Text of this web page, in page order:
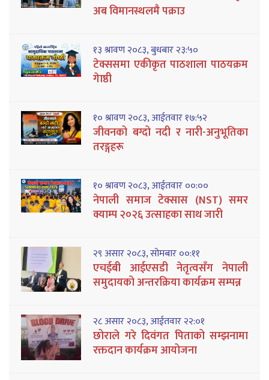
अब विमानस्थलमै पक्राउ
१३ श्रावण २०८३, बुधबार २३:५०
टेक्ससमा एकीकृत पाठशाला पाठयक्रम
गेाष्ठी
१० श्रावण २०८३, आईतवार १७:५२
जीवनको बग्दो नदी र नारी-अनुभूतिका
तरङ्गहरू
१० श्रावण २०८३, आईतवार ००:००
नेपाली समाज टेक्सास (NST) समर
क्याम्प २०२६ उत्साहका साथ जारी
२९ असार २०८३, सोमबार ००:११
एचईबी आईएसडी नेतृत्वसँग नेपाली
समुदायको अन्तरक्रिया कार्यक्रम सम्पन्न
२८ असार २०८३, आईतवार २२:०१
छोराले गरे दिवंगत पिताको सम्झनामा
रक्तदान कार्यक्रम आयोजना